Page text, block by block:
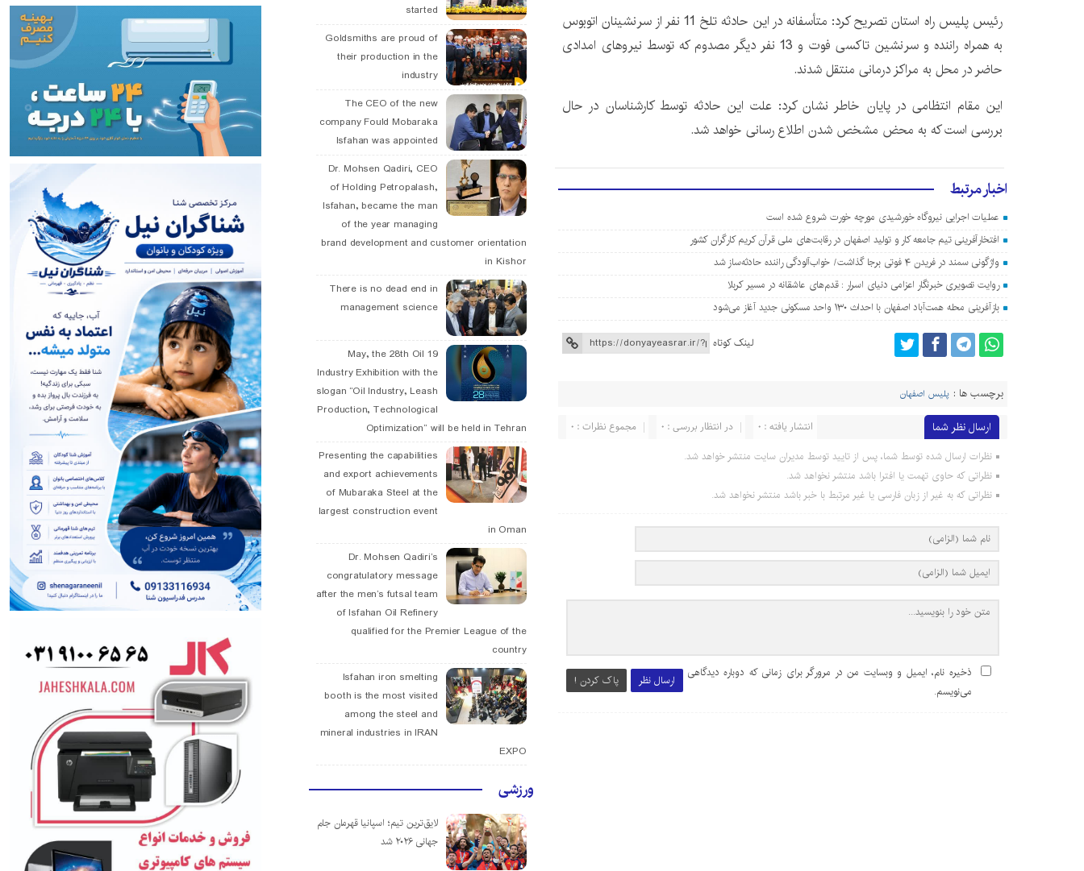
رئیس پلیس راه استان تصریح کرد: متأسفانه در این حادثه تلخ 11 نفر از سرنشینان اتوبوس
به همراه راننده و سرنشین تاکسی فوت و 13 نفر دیگر مصدوم که توسط نیروهای امدادی
حاضر در محل به مراکز درمانی منتقل شدند.
این مقام انتظامی در پایان خاطر نشان کرد: علت این حادثه توسط کارشناسان در حال
بررسی است که به محض مشخص شدن اطلاع رسانی خواهد شد.
اخبار مرتبط
عملیات اجرایی نیروگاه خورشیدی مورچه خورت شروع شده است
افتخارآفرینی تیم جامعه کار و تولید اصفهان در رقابت‌های ملی قرآن کریم کارگران کشور
واژگونی سمند در فریدن ۴ فوتی برجا گذاشت/ خواب‌آلودگی راننده حادثه‌ساز شد
روایت تصویری خبرنگار اعزامی دنیای اسرار : قدم‌های عاشقانه در مسیر کربلا
بازآفرینی محله همت‌آباد اصفهان با احداث ۱۳۰ واحد مسکونی جدید آغاز می‌شود
لینک کوتاه
برچسب ها : پلیس اصفهان
ارسال نظر شما مجموع نظرات : 0 در انتظار بررسی : 0 انتشار یافته : 0
نظرات ارسال شده توسط شما، پس از تایید توسط مدیران سایت منتشر خواهد شد.
نظراتی که حاوی تهمت یا افترا باشد منتشر نخواهد شد.
نظراتی که به غیر از زبان فارسی یا غیر مرتبط با خبر باشد منتشر نخواهد شد.
ارسال نظر پاک کردن !
ذخیره نام، ایمیل و وبسایت من در مرورگر برای زمانی که دوباره دیدگاهی
می‌نویسم.
started
Goldsmiths are proud of
their production in the
industry
The CEO of the new
company Fould Mobaraka
Isfahan was appointed
Dr. Mohsen Qadiri, CEO
of Holding Petropalash,
Isfahan, became the man
of the year managing
brand development and customer orientation
in Kishor
There is no dead end in
management science
19 May, the 28th Oil
Industry Exhibition with the
slogan “Oil Industry, Leash
Production, Technological
Optimization” will be held in Tehran
Presenting the capabilities
and export achievements
of Mubaraka Steel at the
largest construction event
in Oman
Dr. Mohsen Qadiri’s
congratulatory message
after the men’s futsal team
of Isfahan Oil Refinery
qualified for the Premier League of the
country
Isfahan iron smelting
booth is the most visited
among the steel and
mineral industries in IRAN
EXPO
ورزشی
لایق‌ترین تیم؛ اسپانیا قهرمان جام
جهانی ۲۰۲۶ شد